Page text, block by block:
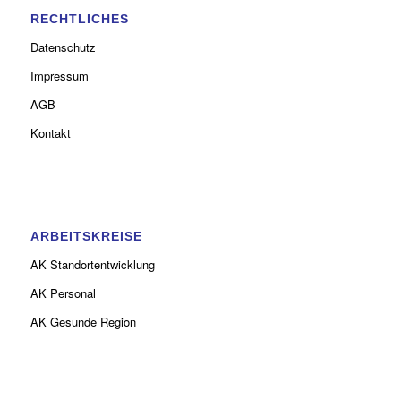
RECHTLICHES
Datenschutz
Impressum
AGB
Kontakt
ARBEITSKREISE
AK Standortentwicklung
AK Personal
AK Gesunde Region